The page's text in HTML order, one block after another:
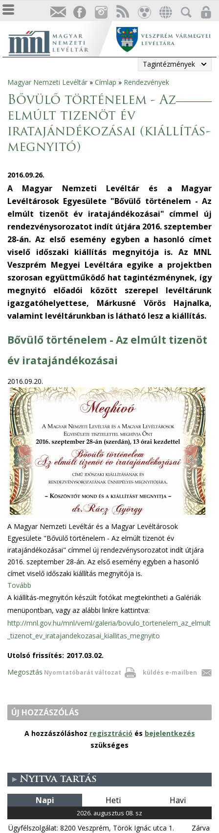
Tagintézmények
Jelenlegi
hely
Magyar Nemzeti Levéltár » Címlap » Rendezvények
Bővülő történelem - Az
elmúlt tizenöt év
iratajándékozásai (kiállítás-
megnyitó)
2016.09.26.
A Magyar Nemzeti Levéltár és a Magyar
Levéltárosok Egyesülete "Bővülő történelem - Az
elmúlt tizenöt év iratajándékozásai" címmel új
rendezvénysorozatot indít útjára 2016. szeptember
28-án. Az első esemény egyben a hasonló címet
viselő időszaki kiállítás megnyitója is. Az MNL
Veszprém Megyei Levéltára egyike a projektben
szorosan együttműködő hat tagintézménynek, így
megnyitó előadói között szerepel levéltárunk
igazgatóhelyettese, Márkusné Vörös Hajnalka,
valamint levéltárunkban is látható lesz a kiállítás.
Bővülő történelem - Az elmúlt tizenöt
év iratajándékozásai
2016.09.20.
A Magyar Nemzeti Levéltár és a Magyar Levéltárosok
Egyesülete "Bővülő történelem - Az elmúlt tizenöt év
iratajándékozásai" címmel új rendezvénysorozatot indít útjára
2016. szeptember 28-án. Az első esemény egyben a hasonló
címet viselő időszaki kiállítás megnyitója is.
Tovább
A kiállítás-megnyitón készült fotókat megtekintheti a Galériák
menüpontban, vagy az alábbi linkre kattintva:
http://mnl.gov.hu/mnl/veml/galeria/bovulo_tortenelem_az_elmult
_tizenot_ev_iratajandekozasai_kiallitas_megnyito
Utolsó frissítés: 2017.03.02.
Nyomtatóbarát változat küldés e-mailben
Megosztás
ÚJ HOZZÁSZÓLÁS
A hozzászóláshoz regisztráció és bejelentkezés
szükséges
Nyitva tartás
Napi Heti Havi
2026. augusztus 08. sz
Ügyfélszolgálat: 8200 Veszprém, Török Ignác utca 1.
Zárva